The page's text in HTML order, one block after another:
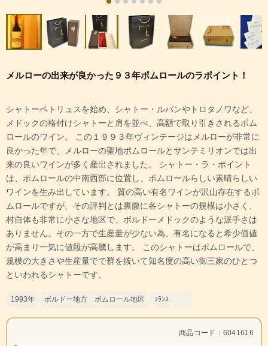
メルローの出来が良かった９３年ポムロールのラポイント！
シャトーペトリュスを始め、シャトー・ルパンやトロタノワなど、
メドックの格付けシャトーと肩を並べ、高額で取り引きされるポム
ロールのワイン。 この１９９３年ヴィンテージはメルローが非常に
良かった年で、メルローの聖地ポムロールとサンテミリオンでは出
来の良いワインが多く産出されました。 シャトー・ラ・ポイント
は、ポムロールの中南西部に位置し、ポムロールらしい素晴らしい
ワインを生み出しています。 質の高い有名ワインが沢山存在するポ
ムロールですが、その評判とは裏腹に各シャトーの規模は小さく、
村自体も非常に小さな地区で、ボルドーメドックのような派手さは
ありません。その一方で生産量が少ない為、有名になると希少価値
が高まり一気に値段が高騰します。 このシャトーはポムロールで、
規模の大きさや生産量でで群を抜いて知名度の高い御三家のひとつ
といわれるシャトーです。
1993年 ボルドー地方 ポムロール地区 ﾌﾗﾝｽ
商品コード：6041616